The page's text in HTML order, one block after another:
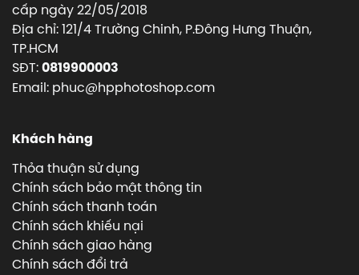
cấp ngày 22/05/2018
Địa chỉ: 121/4 Trường Chinh, P.Đông Hưng Thuận,
TP.HCM
SĐT:0819900003
Email: phuc@hpphotoshop.com
Khách hàng
Thỏa thuận sử dụng
Chính sách bảo mật thông tin
Chính sách thanh toán
Chính sách khiếu nại
Chính sách giao hàng
Chính sách đổi trả